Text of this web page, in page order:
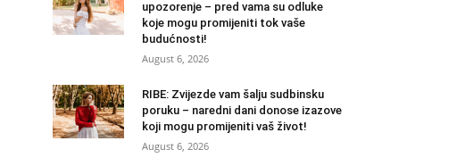
upozorenje – pred vama su odluke
koje mogu promijeniti tok vaše
budućnosti!
August 6, 2026
RIBE: Zvijezde vam šalju sudbinsku
poruku – naredni dani donose izazove
koji mogu promijeniti vaš život!
August 6, 2026